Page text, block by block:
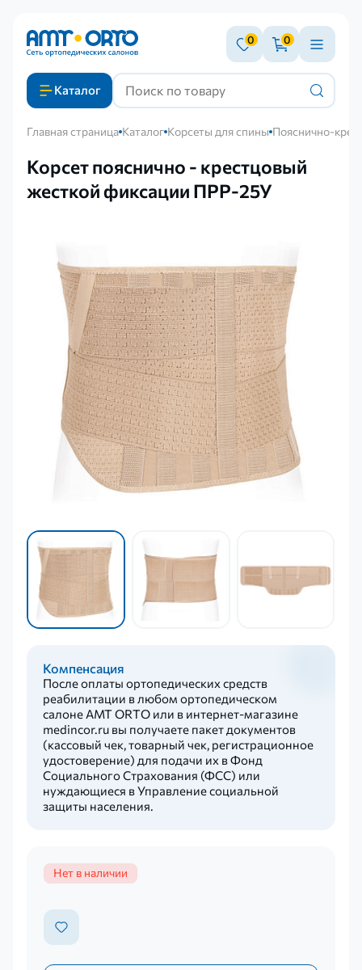
0 0
Каталог
Главная страница Каталог Корсеты для спины Пояснично-
Корсет пояснично - крестцовый
жесткой фиксации ПРР-25У
Компенсация
После оплаты ортопедических средств
реабилитации в любом ортопедическом
салоне AMT ORTO или в интернет-магазине
medincor.ru вы получаете пакет документов
(кассовый чек, товарный чек, регистрационное
удостоверение) для подачи их в Фонд
Социального Страхования (ФСС) или
нуждающиеся в Управление социальной
защиты населения.
Нет в наличии